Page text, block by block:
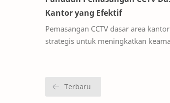
Kantor yang Efektif
Pemasangan CCTV dasar area kantor adalah langkah
strategis untuk meningkatkan